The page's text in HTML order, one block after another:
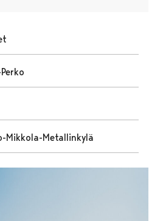
Mikkola-Metallinkylä